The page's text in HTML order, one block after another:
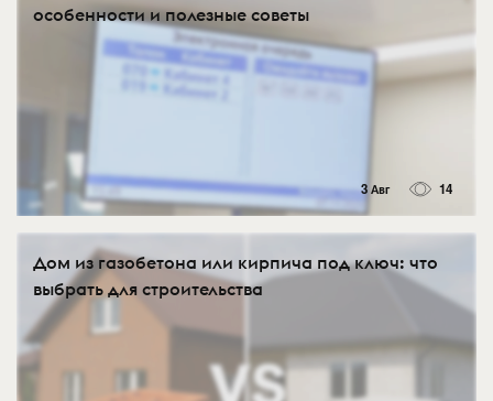
особенности и полезные советы
3 Авг 14
Дом из газобетона или кирпича под ключ: что
выбрать для строительства